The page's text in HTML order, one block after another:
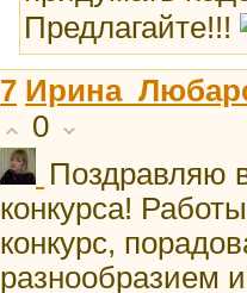
Предлагайте!!!
7
0
Поздравляю
конкурса!
конкурс,
разнообразием